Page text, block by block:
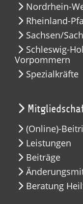
Nordrhein-
Rheinland-
Sachsen/
Schleswig-
Vorpommern
Spezialkräfte
(Online)-
Leistungen
Beiträge
Beratung